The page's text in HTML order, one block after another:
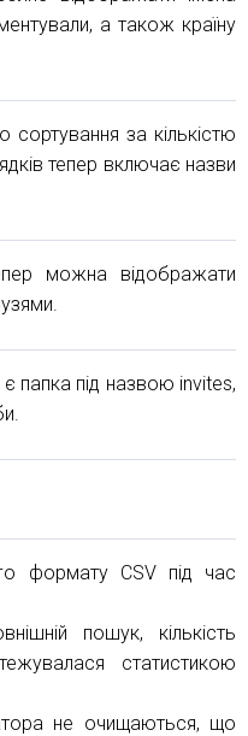
а також країну
за кількістю
тепер включає назви
можна відображати
папка під назвою invites,
формату CSV під час
пошук, кількість
статистикою
не очищаються, що